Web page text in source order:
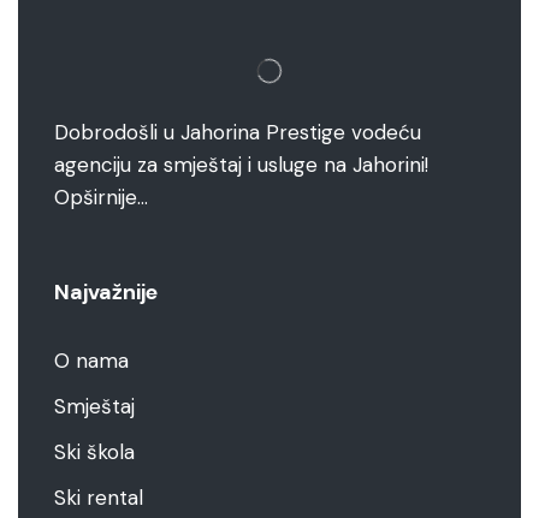
Dobrodošli u Jahorina Prestige vodeću
agenciju za smještaj i usluge na Jahorini!
Opširnije…
Najvažnije
O nama
Smještaj
Ski škola
Ski rental